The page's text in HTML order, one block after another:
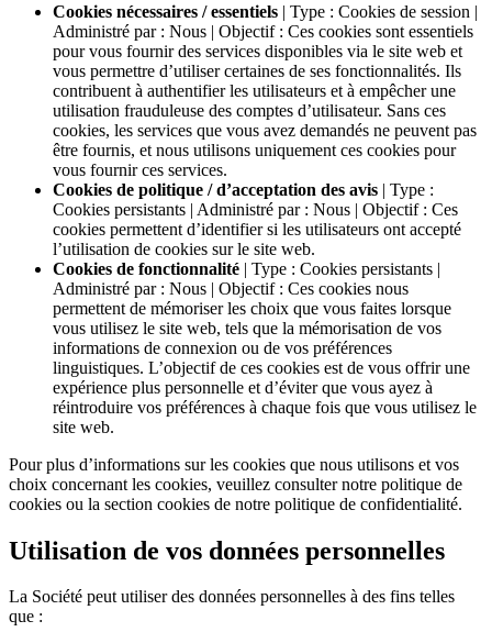
Cookies nécessaires / essentiels | Type : Cookies de session |
Administré par : Nous | Objectif : Ces cookies sont essentiels
pour vous fournir des services disponibles via le site web et
vous permettre d’utiliser certaines de ses fonctionnalités. Ils
contribuent à authentifier les utilisateurs et à empêcher une
utilisation frauduleuse des comptes d’utilisateur. Sans ces
cookies, les services que vous avez demandés ne peuvent pas
être fournis, et nous utilisons uniquement ces cookies pour
vous fournir ces services.
Cookies de politique / d’acceptation des avis | Type :
Cookies persistants | Administré par : Nous | Objectif : Ces
cookies permettent d’identifier si les utilisateurs ont accepté
l’utilisation de cookies sur le site web.
Cookies de fonctionnalité | Type : Cookies persistants |
Administré par : Nous | Objectif : Ces cookies nous
permettent de mémoriser les choix que vous faites lorsque
vous utilisez le site web, tels que la mémorisation de vos
informations de connexion ou de vos préférences
linguistiques. L’objectif de ces cookies est de vous offrir une
expérience plus personnelle et d’éviter que vous ayez à
réintroduire vos préférences à chaque fois que vous utilisez le
site web.
Pour plus d’informations sur les cookies que nous utilisons et vos
choix concernant les cookies, veuillez consulter notre politique de
cookies ou la section cookies de notre politique de confidentialité.
Utilisation de vos données personnelles
La Société peut utiliser des données personnelles à des fins telles
que :